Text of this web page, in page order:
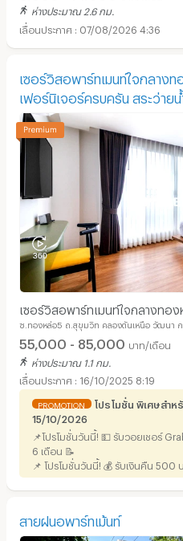
ห่างประมาณ 2.6 กม.
07/08/2026 4:36
เซอร์วิสอพาร์ทเมนท์ใจกลาง
เฟอร์นิเจอร์ครบครัน สระว่าย
เซอร์วิสอพาร์ทเมนท์ใจกลางทอ
เฟอร์นิเจอร์ครบครัน สระว่ายน้ำบ
ซ.ทองหล่อ5 ถ.สุขุมวิท คลองตันเหนือ วัฒนา ก
55,000 - 85,000 บาท/เดือน
ห่างประมาณ 1.1 กม.
16/10/2025 8:19
PROMOTION
โปรโมชั่น พิเศษสำห
15/10/2026
📌โปรโมชั่นวันนี้! 💵 รับวอยเชอร์
6 เดือน 📝
📌 โปรโมชั่นวันนี้! 💰 รับเงินคืน 500
สายฝนอพาร์ทเม้นท์